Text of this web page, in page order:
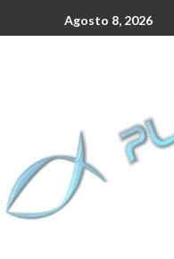
Agosto 8, 2026